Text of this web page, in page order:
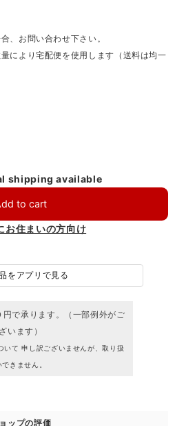
、お問い合わせ下さい。
により宅配便を使用します（送料は均一
shipping available
to cart
お住まいの方向け
をアプリで見る
で承ります。（一部例外がご
ざいます）
て 申し訳ございませんが、取り扱
できません。
ップの評価